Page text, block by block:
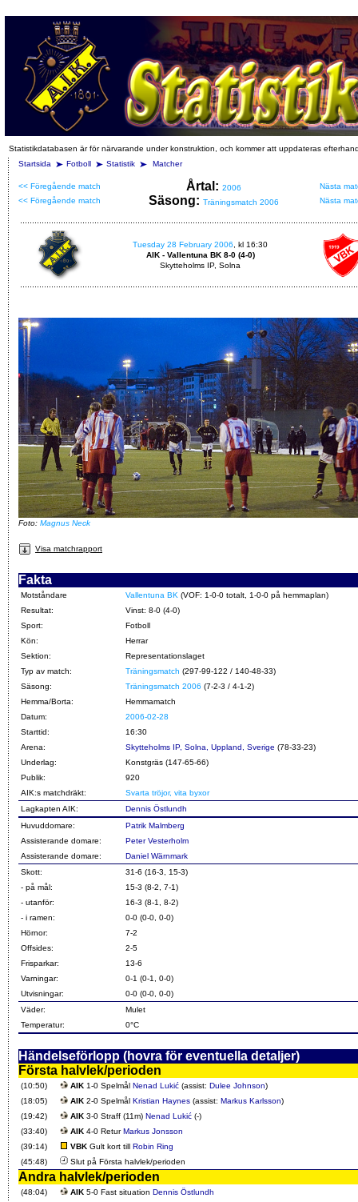
Statistikdatabasen är för närvarande under konstruktion, och kommer att uppdateras
Startsida
Fotboll Statistik Matcher
<< Föregående match Årtal: 2006
Nästa
<< Föregående match
Säsong: Träningsmatch 2006 Nästa
Tuesday 28 February 2006 , kl 16:30
AIK - Vallentuna BK 8-0 (4-0)
Skytteholms IP, Solna
Foto: Magnus Neck
Visa matchrapport
Fakta
Motståndare Vallentuna BK (VOF: 1-0-0 totalt, 1-0-0 på hemmaplan)
Resultat:
Vinst: 8-0 (4-0)
Sport:
Fotboll
Kön:
Herrar
Sektion:
Representationslaget
Typ av match:
Träningsmatch (297-99-122 / 140-48-33)
Säsong:
Träningsmatch 2006 (7-2-3 / 4-1-2)
Hemma/Borta:
Hemmamatch
Datum:
2006-02-28
Starttid:
16:30
Arena:
Skytteholms IP, Solna, Uppland, Sverige (78-33-23)
Underlag:
Konstgräs (147-65-66)
Publik:
920
AIK:s matchdräkt:
Svarta tröjor, vita byxor
Lagkapten AIK:
Dennis Östlundh
Huvuddomare:
Patrik Malmberg
Assisterande domare:
Peter Vesterholm
Assisterande domare:
Daniel Wärnmark
Skott:
31-6 (16-3, 15-3)
- på mål:
15-3 (8-2, 7-1)
- utanför:
16-3 (8-1, 8-2)
- i ramen:
0-0 (0-0, 0-0)
Hörnor:
7-2
Offsides:
2-5
Frisparkar:
13-6
Varningar:
0-1 (0-1, 0-0)
Utvisningar:
0-0 (0-0, 0-0)
Väder:
Mulet
Temperatur:
0°C
Händelseförlopp (hovra för eventuella detaljer)
Första halvlek/perioden
(10:50) AIK 1-0 Spelmål Nenad Lukić (assist: Dulee Johnson)
(18:05)
AIK 2-0 Spelmål Kristian Haynes (assist: Markus Karlsson)
(19:42)
AIK 3-0 Straff (11m) Nenad Lukić (-)
(33:40)
AIK 4-0 ReturMarkus Jonsson
(39:14)
VBK Gult kort till Robin Ring
(45:48)
Slut på Första halvlek/perioden
Andra halvlek/perioden
(48:04) AIK 5-0 Fast situation Dennis Östlundh